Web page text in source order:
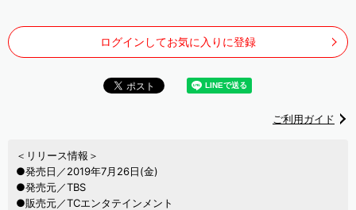
ログインしてお気に入りに登録
ご利用ガイド
＜リリース情報＞
●発売日／2019年7月26日(金)
●発売元／TBS
●販売元／TCエンタテインメント